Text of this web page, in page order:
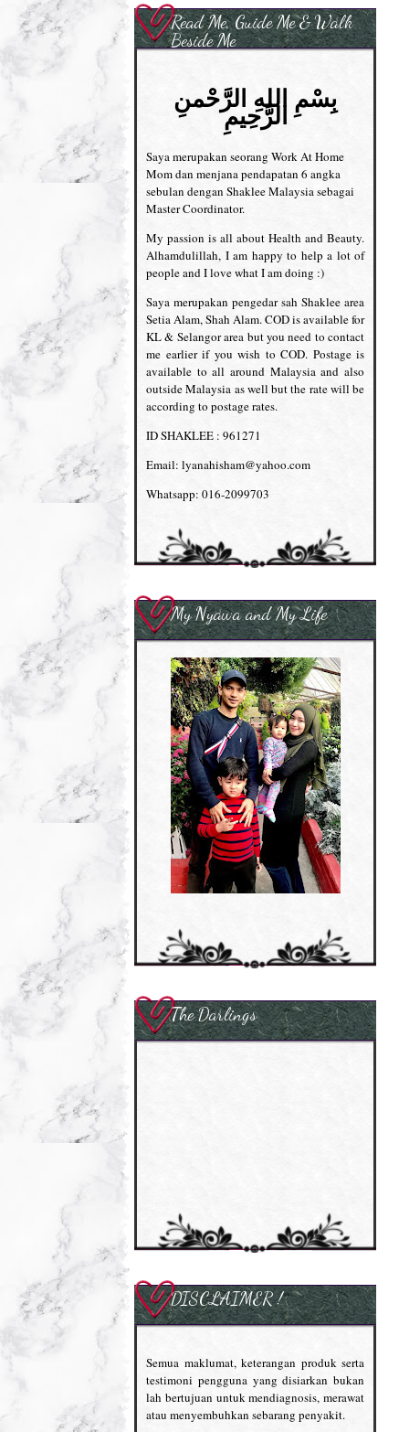
Read Me, Guide Me & Walk
Beside Me
بِسْمِ اللهِ الرَّحْمنِ
الرَّحِيمِ
Saya merupakan seorang Work At Home
Mom dan menjana pendapatan 6 angka
sebulan dengan Shaklee Malaysia sebagai
Master Coordinator.
My passion is all about Health and Beauty.
Alhamdulillah, I am happy to help a lot of
people and I love what I am doing :)
Saya merupakan pengedar sah Shaklee area
Setia Alam, Shah Alam. COD is available for
KL & Selangor area but you need to contact
me earlier if you wish to COD. Postage is
available to all around Malaysia and also
outside Malaysia as well but the rate will be
according to postage rates.
ID SHAKLEE : 961271
Email: lyanahisham@yahoo.com
Whatsapp: 016-2099703
My Nyawa and My Life
The Darlings
DISCLAIMER !
Semua maklumat, keterangan produk serta
testimoni pengguna yang disiarkan bukan
lah bertujuan untuk mendiagnosis, merawat
atau menyembuhkan sebarang penyakit.